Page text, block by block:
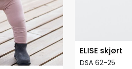
ELISE skjørt
DSA 62-25